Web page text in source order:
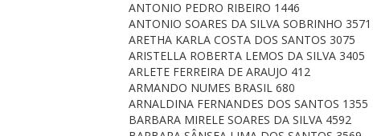
ANTONIO PEDRO RIBEIRO 1446
ANTONIO SOARES DA SILVA SOBRINHO 3571
ARETHA KARLA COSTA DOS SANTOS 3075
ARISTELLA ROBERTA LEMOS DA SILVA 3405
ARLETE FERREIRA DE ARAUJO 412
ARMANDO NUMES BRASIL 680
ARNALDINA FERNANDES DOS SANTOS 1355
BARBARA MIRELE SOARES DA SILVA 4592